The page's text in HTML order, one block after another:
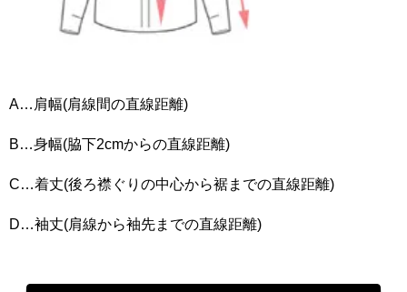
A…肩幅(肩線間の直線距離)
B…身幅(脇下2cmからの直線距離)
C…着丈(後ろ襟ぐりの中心から裾までの直線距離)
D…袖丈(肩線から袖先までの直線距離)